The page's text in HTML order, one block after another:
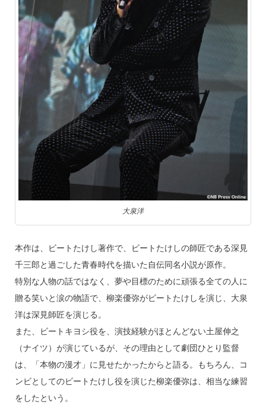
大泉洋
本作は、ビートたけし著作で、ビートたけしの師匠である深見
千三郎と過ごした青春時代を描いた自伝同名小説が原作。
特別な人物の話ではなく、夢や目標のために頑張る全ての人に
贈る笑いと涙の物語で、柳楽優弥がビートたけしを演じ、大泉
洋は深見師匠を演じる。
また、ビートキヨシ役を、演技経験がほとんどない土屋伸之
（ナイツ）が演じているが、その理由として劇団ひとり監督
は、「本物の漫才」に見せたかったからと語る。もちろん、コ
ンビとしてのビートたけし役を演じた柳楽優弥は、相当な練習
をしたという。